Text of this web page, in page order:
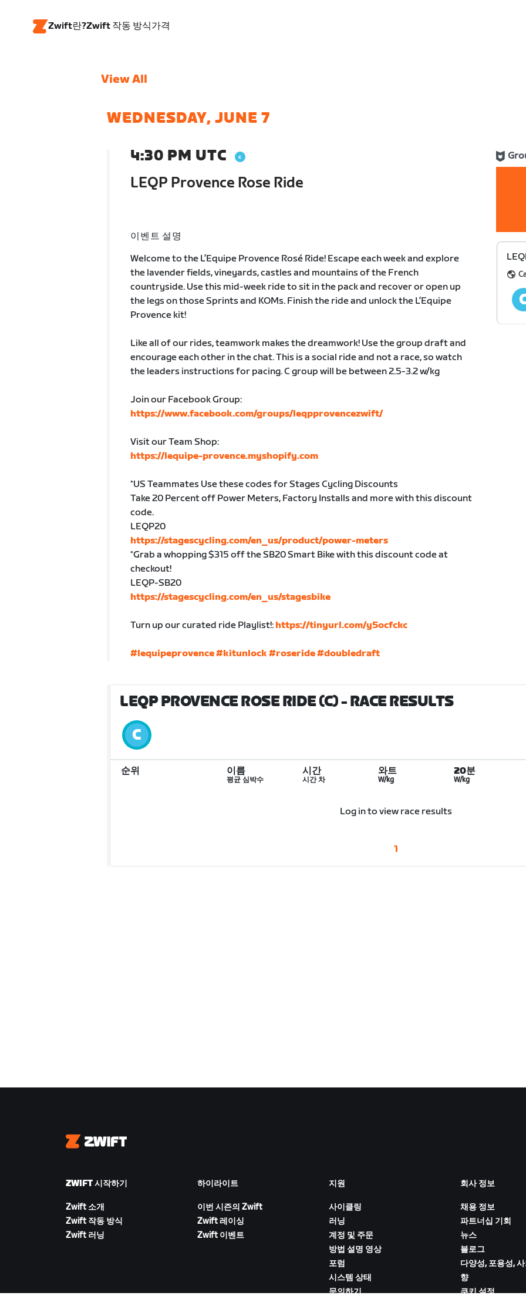
Zwift란?Zwift 작동 방식가격
View All
WEDNESDAY, JUNE 7
4:30 PM UTC
LEQP Provence Rose Ride
이벤트 설명
Welcome to the L’Equipe Provence Rosé Ride! Escape each week and explore
the lavender fields, vineyards, castles and mountains of the French
countryside. Use this mid-week ride to sit in the pack and recover or open up
the legs on those Sprints and KOMs. Finish the ride and unlock the L’Equipe
Provence kit!
Like all of our rides, teamwork makes the dreamwork! Use the group draft and
encourage each other in the chat. This is a social ride and not a race, so watch
the leaders instructions for pacing. C group will be between 2.5-3.2 w/kg
Join our Facebook Group:
https://www.facebook.com/groups/leqpprovencezwift/
Visit our Team Shop:
https://lequipe-provence.myshopify.com
*US Teammates Use these codes for Stages Cycling Discounts
Take 20 Percent off Power Meters, Factory Installs and more with this discount
code.
LEQP20
https://stagescycling.com/en_us/product/power-meters
*Grab a whopping $315 off the SB20 Smart Bike with this discount code at
checkout!
LEQP-SB20
https://stagescycling.com/en_us/stagesbike
Turn up our curated ride Playlist!: https://tinyurl.com/y5ocfckc
#lequipeprovence#kitunlock #roseride#doubledraft
LEQP PROVENCE ROSE RIDE (C)- RACE RESULTS
순위 이름
평균 심박수
시간
시간 차
와트
W/kg
20분
W/kg
Log in to view race results
1
Zwift
ZWIFT 시작하기
Zwift 소개
Zwift 작동 방식
Zwift 러닝
하이라이트
이번 시즌의 Zwift
Zwift 레이싱
Zwift 이벤트
지원
사이클링
러닝
계정 및 주문
방법 설명 영상
포럼
시스템 상태
문의하기
회사 정보
채용 정보
파트너십 기회
뉴스
블로그
다양성, 포용성,
향
쿠키 설정